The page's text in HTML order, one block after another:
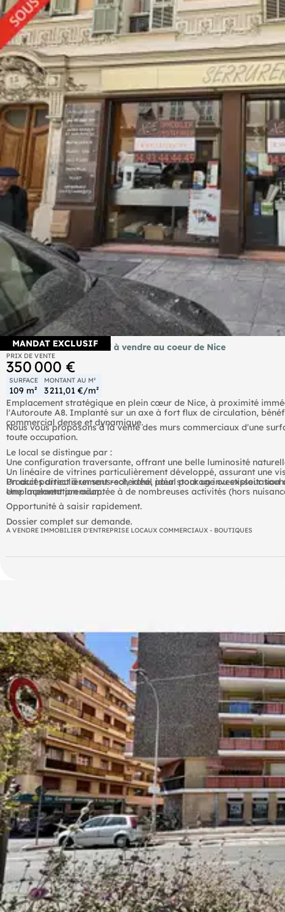
MANDAT EXCLUSIF
Local commercial 109m² à vendre au coeur de Nice
PRIX DE VENTE
350 000 €
SURFACE
109 m²
MONTANT AU M²
3 211,01 €/m²
Emplacement stratégique en plein cœur de Nice, à proximité
l'Autoroute A8. Implanté sur un axe à fort flux de circulation,
commercial dense et dynamique.
Nous vous proposons à la vente des murs commerciaux d'une
toute occupation.
Le local se distingue par :
Une configuration traversante, offrant une belle luminosité
Un linéaire de vitrines particulièrement développé, assurant une
Un accès direct à un sous-sol, idéal pour stockage ou exploitation
Une implantation adaptée à de nombreuses activités (hors
Produit particulièrement recherché, idéal pour un investisseur
emplacement premium.
Opportunité à saisir rapidement.
Dossier complet sur demande.
A VENDRE IMMOBILIER D'ENTREPRISE LOCAUX COMMERCIAUX - BOUTIQUES